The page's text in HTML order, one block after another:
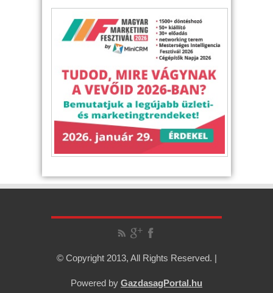
© Copyright 2013, All Rights Reserved. |
Powered by GazdasagPortal.hu